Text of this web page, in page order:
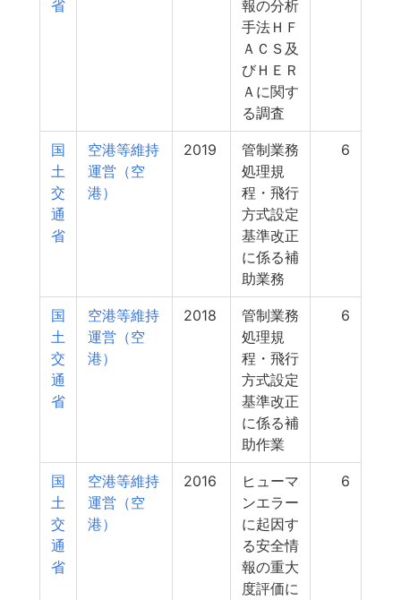
省
報の分析
手法ＨＦ
ＡＣＳ及
びＨＥＲ
Ａに関す
る調査
国
土
交
通
省
空港等維持
運営（空
港）
2019
管制業務
処理規
程・飛行
方式設定
基準改正
に係る補
助業務
6
国
土
交
通
省
空港等維持
運営（空
港）
2018
管制業務
処理規
程・飛行
方式設定
基準改正
に係る補
助作業
6
国
土
交
通
省
空港等維持
運営（空
港）
2016
ヒューマ
ンエラー
に起因す
る安全情
報の重大
度評価に
6